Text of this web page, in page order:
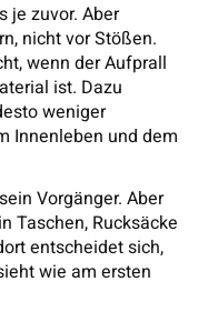
je zuvor. Aber
nicht vor Stößen.
wenn der Aufprall
ist. Dazu
weniger
Innenleben und dem
Vorgänger. Aber
Taschen, Rucksäcke
entscheidet sich,
wie am ersten